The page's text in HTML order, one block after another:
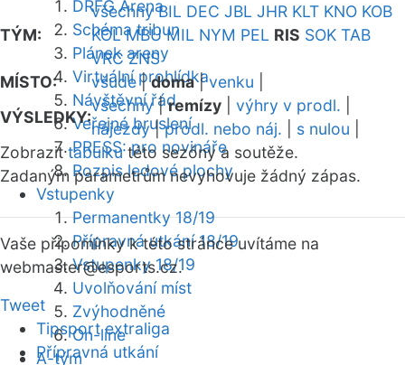
DRFG Arena
Schéma tribun
Plánek areny
Virtuální prohlídka
Návštěvní řád
Veřejné bruslení
PRESS: pro novináře
Rozpis ledové plochy
Vstupenky
Permanentky 18/19
Přípravná utkání 18/19
Vstupenky 18/19
Uvolňování míst
Zvýhodněné
On-line
A-tým
TÝM:
všechny BIL DEC JBL JHR KLT KNO KOB
KOL MBU MIL NYM PEL RIS SOK TAB
VRC ZNS
MÍSTO:
všude|doma|venku
VÝSLEDKY:
všechny|remízy výhry v prodl.
nájezdy|prodl. nebo náj. s nulou
Zobrazittabulkutéto sezóny a soutěže.
Zadaným parametrům nevyhovuje žádný zápas.
Vaše připomínky k této stránce uvítáme na
webmaster@esports.cz.
Tweet
Tipsport extraliga
Přípravná utkání